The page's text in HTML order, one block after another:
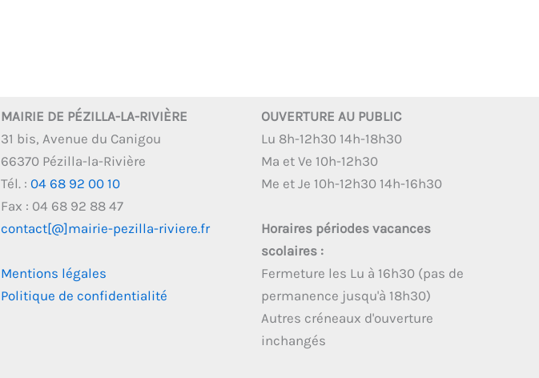
MAIRIE DE PÉZILLA-LA-RIVIÈRE
31 bis, Avenue du Canigou
66370 Pézilla-la-Rivière
Tél. : 04 68 92 00 10
Fax : 04 68 92 88 47
contact[@]mairie-pezilla-riviere.fr
Mentions légales
Politique de confidentialité
OUVERTURE AU PUBLIC
Lu 8h-12h30 14h-18h30
Ma et Ve 10h-12h30
Me et Je 10h-12h30 14h-16h30
Horaires périodes vacances
scolaires :
Fermeture les Lu à 16h30 (pas de
permanence jusqu'à 18h30)
Autres créneaux d'ouverture
inchangés